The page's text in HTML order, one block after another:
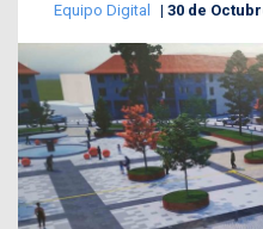
Equipo Digital 30 de